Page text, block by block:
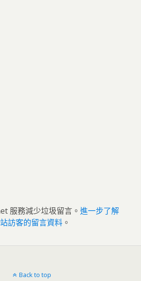
服務減少垃圾留言。 進一步了解
訪客的留言資料 。
Back to top